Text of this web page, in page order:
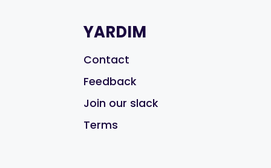
YARDIM
Contact
Feedback
Join our slack
Terms